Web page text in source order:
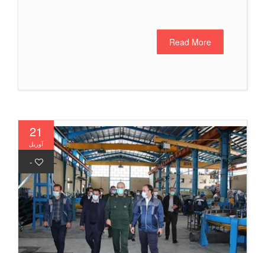
Read More
21
آوریل
-